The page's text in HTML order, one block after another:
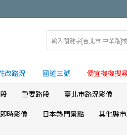
改路況 國道三號 便宜機機搜
重要路段 臺北市路況影像
時影像 日本熱門景點 其他縣